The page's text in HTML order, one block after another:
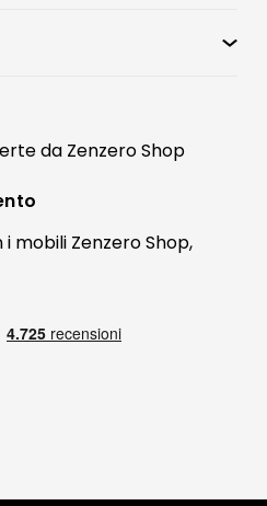
da Zenzero Shop
mobili Zenzero Shop,